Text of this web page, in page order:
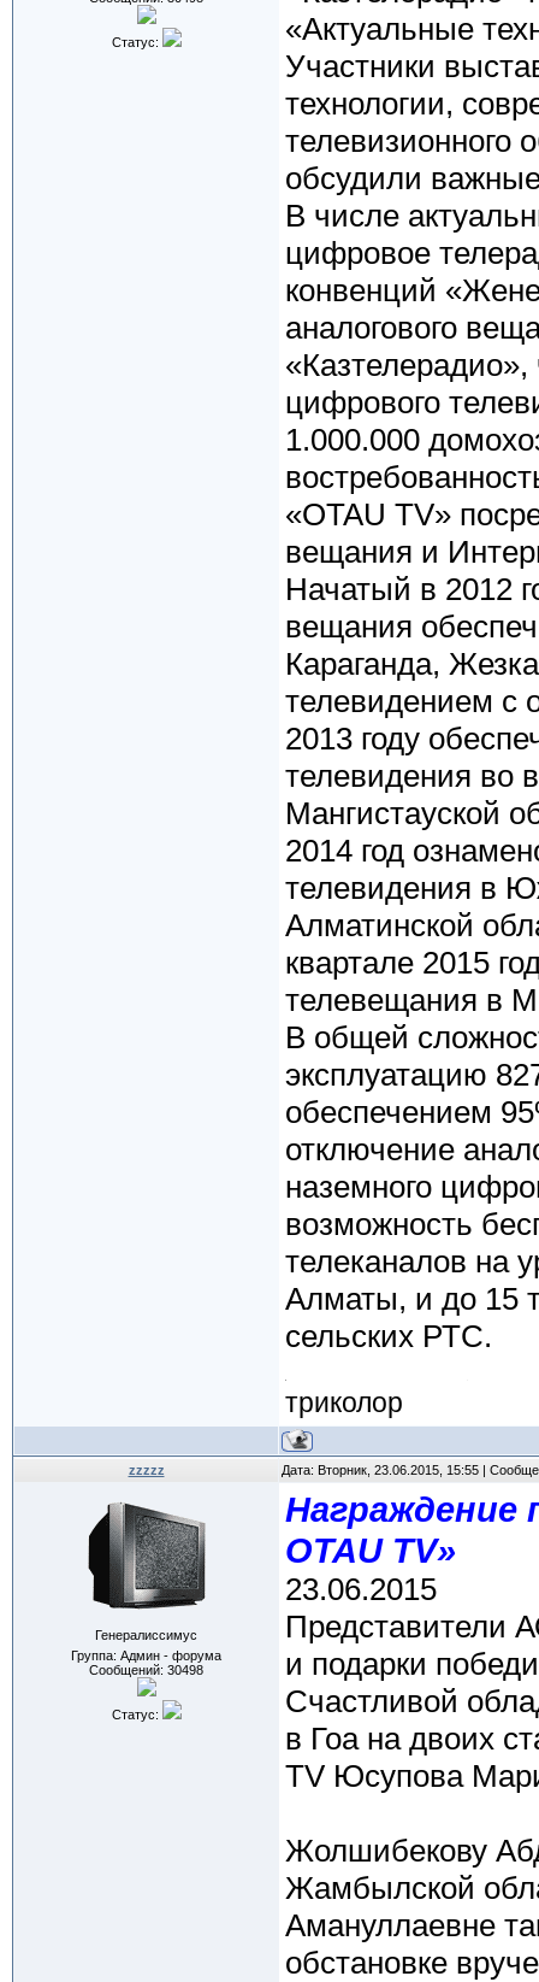
Статус:
«Актуальные
Участники
технологии,
телевизионного
обсудили
В числе
цифровое
конвенций
аналогового
цифрового
1.000.000
«OTAU TV»
вещания и
Начатый в 2012
вещания
Караганда,
телевидением с
2013 году
телевидения во
Мангистауской
2014 год
телевидения в
Алматинской
квартале 2015
телевещания в
В общей
эксплуатацию
обеспечением
отключение
наземного
возможность
телеканалов на
Алматы, и до 15
сельских РТС.
триколор
zzzzz Дата: Вторник, 23.06.2015, 15:55 |
Генералиссимус
Группа: Админ - форума
Сообщений: 30498
Статус:
Награждение
OTAU TV»
23.06.2015
Представители
и подарки
Счастливой
в Гоа на двоих
TV Юсупова
Жолшибекову
Жамбылской
Амануллаевне
обстановке